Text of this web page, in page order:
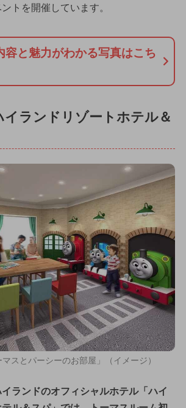
トを開催しています。
容と魅力がわかる写真はこち
イランドリゾートホテル＆
マスとパーシーのお部屋」（イメージ）
ランドのオフィシャルホテル「ハイ